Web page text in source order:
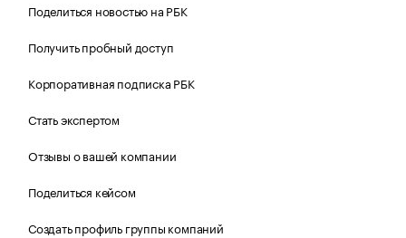
Поделиться новостью на РБК
Получить пробный доступ
Корпоративная подписка РБК
Стать экспертом
Отзывы о вашей компании
Поделиться кейсом
Создать профиль группы компаний